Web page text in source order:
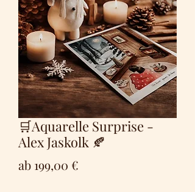
🛒Aquarelle Surprise -
Alex Jaskolk 🍂
ab 199,00 €